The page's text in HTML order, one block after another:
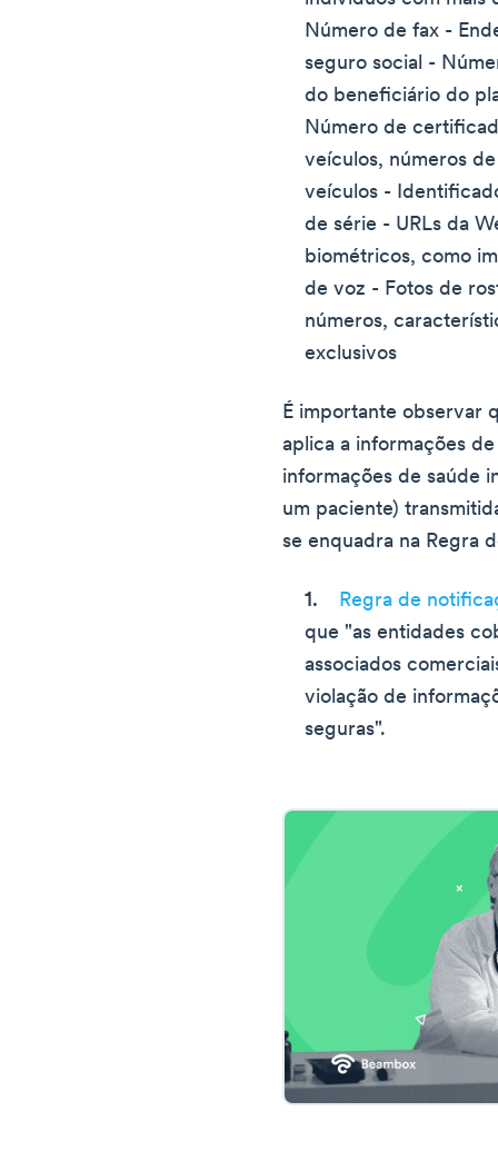
Número de fax -
seguro social -
do beneficiário do
Número de
veículos, números
veículos -
de série - URLs da
biométricos, como
de voz - Fotos de
números,
exclusivos
É importante observar
aplica a informações
informações de saúde
um paciente)
se enquadra na Regra
Regra de
que "as entidades
associados
violação de
seguras".